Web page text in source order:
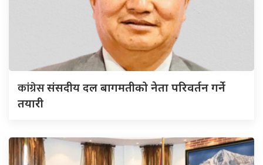
कांग्रेससंसदीय दल बागमतीको नेता परिवर्तन गर्ने
तयारी